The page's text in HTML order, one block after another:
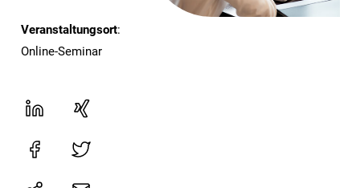
Veranstaltungsort:
Online-Seminar